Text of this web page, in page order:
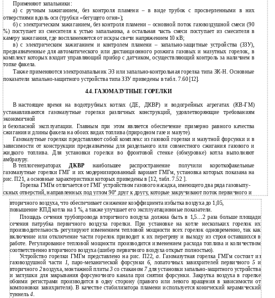
Применяют запальники:
а) с ручным зажиганием, без контроля пламени – в виде трубок с просверленными в них
отверстиями вдоль оси (трубки «бегущего огня»);
б) с электрическим зажиганием, без контроля пламени – основной поток газовоздушной смеси (90
%) поступает из смесителя к устью запальника, а остальная часть смеси поступает из смесителя в
камеру зажигания, где воспламеняется от искры свечи напряжением 10 кВ;
в) с электрическим зажиганием и контролем пламени – запально-защитные устройства (ЗЗУ),
предназначенные для автоматического или дистанционного розжига газовых и мазутных горелок, в
комплект которых входит управляющий прибор с датчиком, осуществляющий контроль за наличием в
топке факела.
Также применяются электрозапальник ЭЗ или запально-контрольная горелка типа ЗК-Н. Основные
показатели запально-защитного устройства типа ЗЗУ приведены в табл. 7.60 [12].
4.4. ГАЗОМАЗУТНЫЕ ГОРЕЛКИ
В настоящее время на водотрубных котлах (ДЕ, ДКВР) и водогрейных агрегатах(КВ-ГМ)
устанавливаются газомазутные горелки различных конструкций, удовлетворяющие требованиям
экономичной
и безопасной эксплуатации. Главным при этом является обеспечение примерно равного качества
сжигания и длины факела на обоих видах топлива (природном газе и мазуте).
Газомазутные горелки представляют собой комплекс из газовой горелки и мазутной форсунки и в
зависимости от конструкции предназначены для раздельного или совместного сжигания газового и
жидкого топлива. Для установки горелки во фронтовой стенке (обмуровке) котла выполняют
амбразуру.
В теплогенераторахДКВР наибольшее распространение получили короткофакельные
газомазутные горелки ГМГ и их модернизированный вариант ГМГм, установка которых показана на
рис. П21, а основные характеристики которых приведены в [12, табл. 7.52 ].
Горелка ГМГм отличается от ГМГ устройством газового насадка, имеющего два ряда газовыпу-
скных отверстий, направленных под углом 90° друг к другу, которые закручивают поток первичного и
вторичного воздуха, что обеспечивает снижение коэффициента избытка воздуха до 1,05,
повышение КПД котла на 1 %, а также улучшает его эксплуатационные показатели.
Площадь сечения трубопровода вторичного воздуха должна быть в 1,5…2 раза больше площади
сечения патрубка первичного воздуха горелки. При установке на котле нескольких горелок их
производительность регулируют изменением тепловой мощности всех горелок одновременно, так как
включение или отключение части горелок приводит к их перегреву и выходу из строя оставшихся в
работе. Регулирование тепловой мощности производится изменением расхода топлива и количеством
соответственно вторичного воздуха (шибер первичного воздуха открыт полностью).
Устройство горелки ГМГм представлено на рис. П22,а. Газомазутная горелка ГМГм состоит из
газовоздушной части 1, паро-механической форсунки 6, лопаточных завихрителей первичного 5 и
вторичного 2воздуха, монтажной плиты3со стаканом 7 для установки запально-защитного устройства
и заглушки для закрывания форсуночного канала при снятии форсунки. Закрутка воздуха в горелке
обоими регистрами производится в одну сторону (правого или левого вращения в зависимости от
компоновки завихрителя). В качестве стабилизатора пламени используется конический керамический
туннель4.